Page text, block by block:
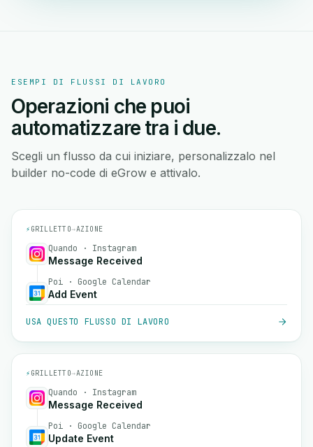
ESEMPI DI FLUSSI DI LAVORO
Operazioni che puoi
automatizzare tra i due.
Scegli un flusso da cui iniziare, personalizzalo nel
builder no-code di eGrow e attivalo.
⚡ GRILLETTO→AZIONE
Quando · Instagram
Message Received
Poi · Google Calendar
Add Event
USA QUESTO FLUSSO DI LAVORO
⚡ GRILLETTO→AZIONE
Quando · Instagram
Message Received
Poi · Google Calendar
Update Event